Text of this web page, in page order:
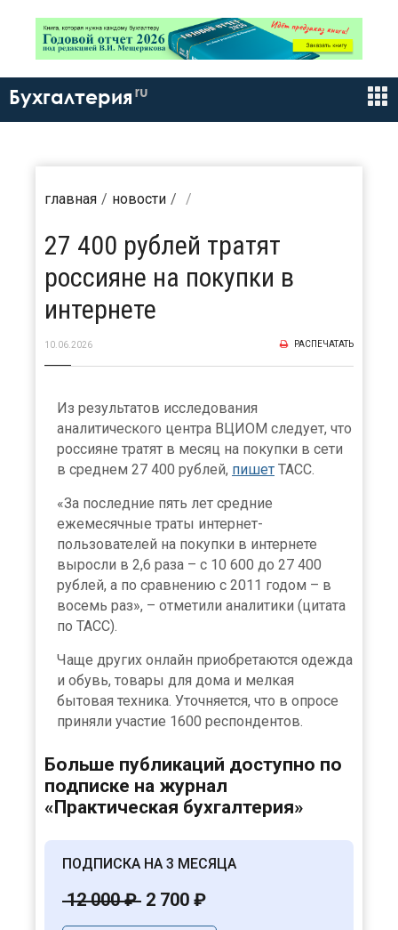
Бухгалтерия ru
главная новости
27 400 рублей тратят
россияне на покупки в
интернете
10.06.2026 РАСПЕЧАТАТЬ
Из результатов исследования
аналитического центра ВЦИОМ следует, что
россияне тратят в месяц на покупки в сети
в среднем 27 400 рублей, пишет ТАСС.
«За последние пять лет средние
ежемесячные траты интернет-
пользователей на покупки в интернете
выросли в 2,6 раза – с 10 600 до 27 400
рублей, а по сравнению с 2011 годом – в
восемь раз», – отметили аналитики (цитата
по ТАСС).
Чаще других онлайн приобретаются одежда
и обувь, товары для дома и мелкая
бытовая техника. Уточняется, что в опросе
приняли участие 1600 респондентов.
Больше публикаций доступно по
подписке на журнал
«Практическая бухгалтерия»
ПОДПИСКА НА 3 МЕСЯЦА
12 000 ₽ 2 700 ₽